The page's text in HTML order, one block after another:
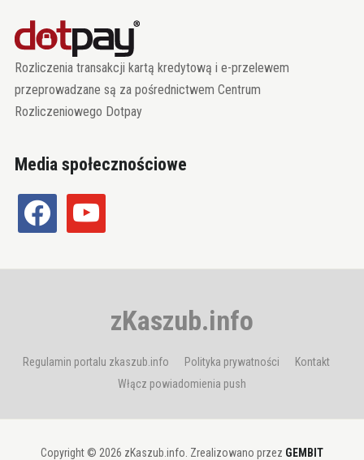
Rozliczenia transakcji kartą kredytową i e-przelewem
przeprowadzane są za pośrednictwem Centrum
Rozliczeniowego Dotpay
Media społecznościowe
facebook youtube
zKaszub.info
Regulamin portalu zkaszub.info Polityka prywatności
Kontakt
Włącz powiadomienia push
Copyright © 2026 zKaszub.info. Zrealizowano przez GEMBIT